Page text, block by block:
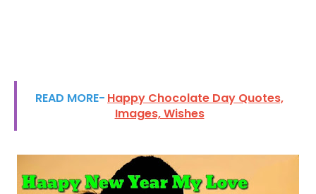
READ MORE- Happy Chocolate Day Quotes,
Images, Wishes